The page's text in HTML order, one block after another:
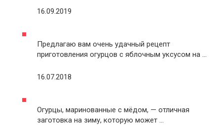
16.09.2019
Предлагаю вам очень удачный рецепт
приготовления огурцов с яблочным уксусом на …
16.07.2018
Огурцы, маринованные с мёдом, — отличная
заготовка на зиму, которую может …